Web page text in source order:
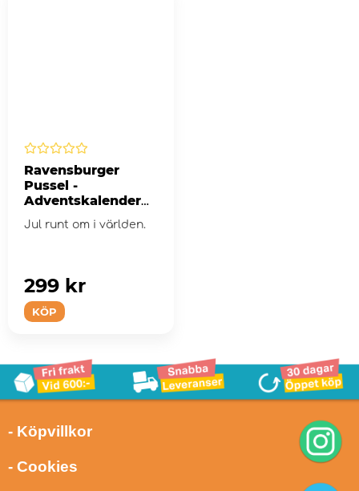
Ravensburger
Pussel -
Adventskalender
Christmas Around
the World 24 x 54
Jul runt om i världen.
KÖP
299 kr
- Köpvillkor
- Cookies